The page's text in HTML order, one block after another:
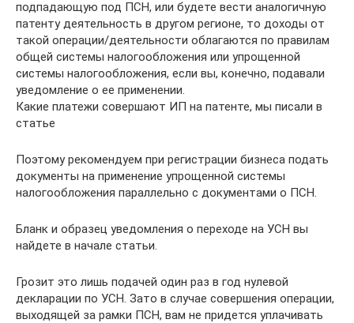
подпадающую под ПСН, или будете вести аналогичную
патенту деятельность в другом регионе, то доходы от
такой операции/деятельности облагаются по правилам
общей системы налогообложения или упрощенной
системы налогообложения, если вы, конечно, подавали
уведомление о ее применении.
Какие платежи совершают ИП на патенте, мы писали в
статье
Поэтому рекомендуем при регистрации бизнеса подать
документы на применение упрощенной системы
налогообложения параллельно с документами о ПСН.
Бланк и образец уведомления о переходе на УСН вы
найдете в начале статьи.
Грозит это лишь подачей один раз в год нулевой
декларации по УСН. Зато в случае совершения операции,
выходящей за рамки ПСН, вам не придется уплачивать